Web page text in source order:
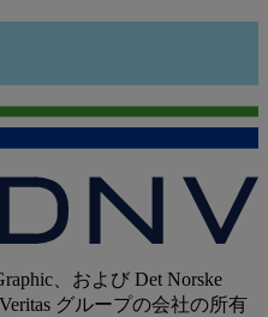
、および Det Norske
グループの会社の所有